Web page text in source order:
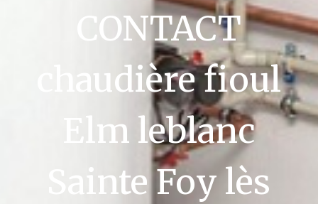
CONTACT
chaudière fioul
Elm leblanc
Sainte Foy lès